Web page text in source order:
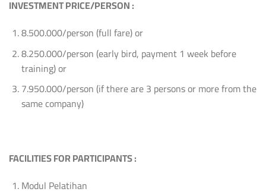
INVESTMENT PRICE/PERSON :
8.500.000/person (full fare) or
8.250.000/person (early bird, payment 1 week before
training) or
7.950.000/person (if there are 3 persons or more from the
same company)
FACILITIES FOR PARTICIPANTS :
Modul Pelatihan